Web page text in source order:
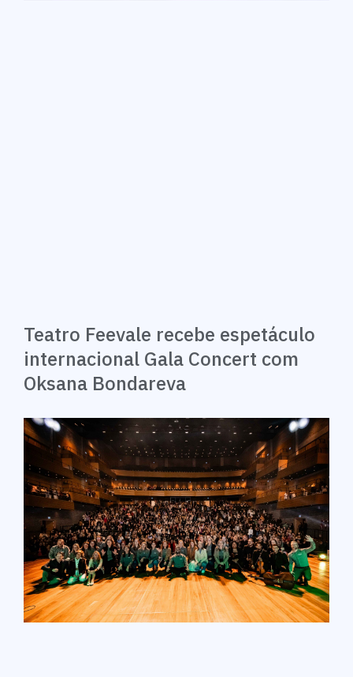
Teatro Feevale recebe espetáculo
internacional Gala Concert com
Oksana Bondareva